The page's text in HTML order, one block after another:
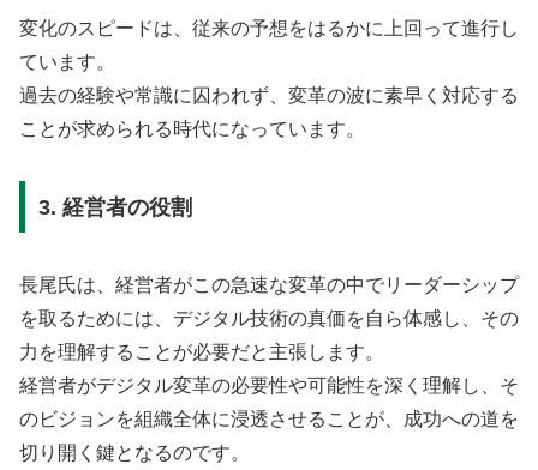
変化のスピードは、従来の予想をはるかに上回って進行し
ています。
過去の経験や常識に囚われず、変革の波に素早く対応する
ことが求められる時代になっています。
3. 経営者の役割
長尾氏は、経営者がこの急速な変革の中でリーダーシップ
を取るためには、デジタル技術の真価を自ら体感し、その
力を理解することが必要だと主張します。
経営者がデジタル変革の必要性や可能性を深く理解し、そ
のビジョンを組織全体に浸透させることが、成功への道を
切り開く鍵となるのです。